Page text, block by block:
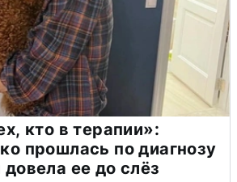
кто в терапии»:
прошлась по диагнозу
ее до слёз